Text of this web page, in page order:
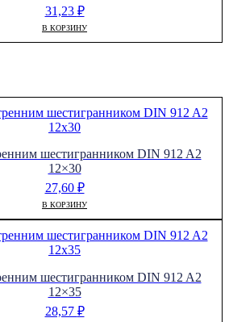
31,23 ₽
В КОРЗИНУ
шестигранником DIN 912 A2
12×30
27,60 ₽
В КОРЗИНУ
шестигранником DIN 912 A2
12×35
28,57 ₽